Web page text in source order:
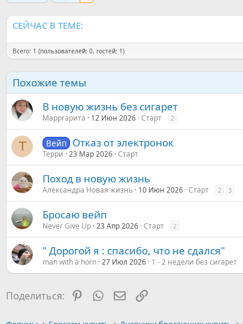
СЕЙЧАС В ТЕМЕ:
Всего: 1 (пользователей: 0, гостей: 1)
Похожие темы
В новую жизнь без сигарет
Марргарита 12 Июн 2026 Старт 2
Т Вейп Отказ от электронок
Терри 23 Мар 2026 Старт
Поход в новую жизнь
Александра Новая жизнь 10 Июн 2026 Старт 2 3
Бросаю вейп
Never Give Up 23 Апр 2026 Старт 2
" Дорогой я : спасибо, что не сдался"
man with a horn 27 Июл 2026 1 - 2 недели без сигарет
Поделиться: PinterestWhatsApp
Электронная почта
Ссылка